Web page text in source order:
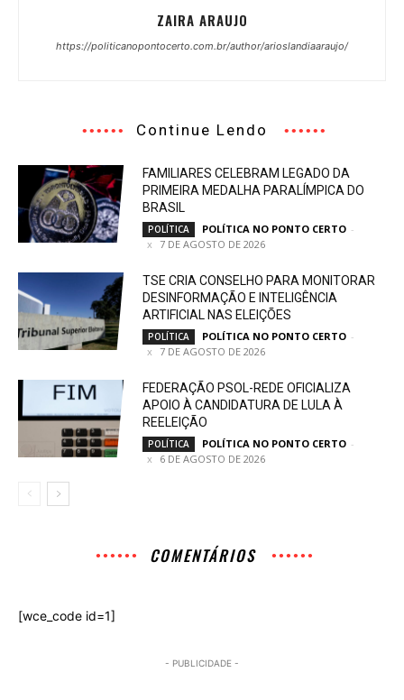
ZAIRA ARAUJO
https://politicanopontocerto.com.br/author/arioslandiaaraujo/
Continue Lendo
FAMILIARES CELEBRAM LEGADO DA
PRIMEIRA MEDALHA PARALÍMPICA DO
BRASIL
POLÍTICA POLÍTICA NO PONTO CERTO -
7 DE AGOSTO DE 2026
TSE CRIA CONSELHO PARA MONITORAR
DESINFORMAÇÃO E INTELIGÊNCIA
ARTIFICIAL NAS ELEIÇÕES
POLÍTICA POLÍTICA NO PONTO CERTO -
7 DE AGOSTO DE 2026
FEDERAÇÃO PSOL-REDE OFICIALIZA
APOIO À CANDIDATURA DE LULA À
REELEIÇÃO
POLÍTICA POLÍTICA NO PONTO CERTO -
6 DE AGOSTO DE 2026
COMENTÁRIOS
[wce_code id=1]
- PUBLICIDADE -